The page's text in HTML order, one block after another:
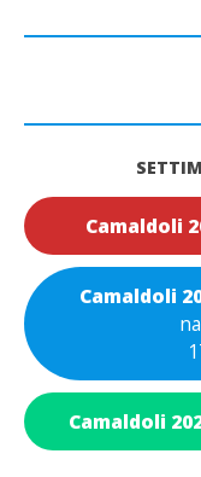
Camaldoli
Camaldoli
Camaldoli